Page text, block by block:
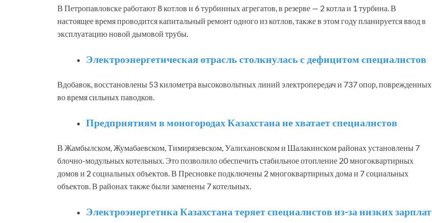
В Петропавловске работают 8 котлов и 6 турбинных агрегатов, в резерве — 2 котла и 1 турбина. В
настоящее время проводится капитальный ремонт одного из котлов, также в этом году планируется ввод в
эксплуатацию новой дымовой трубы.
Электроэнергетическая отрасль столкнулась с дефицитом специалистов
Вдобавок, восстановлены 53 километра высоковольтных линий электропередач и 737 опор, поврежденных
во время сильных паводков.
Предприятиям в моногородах Казахстана не хватает специалистов
В Жамбылском, Жумабаевском, Тимирязевском, Уалихановском и Шалакинском районах установлены 7
блочно-модульных котельных. Это позволило обеспечить стабильное отопление 20 многоквартирных
домов и 2 социальных объектов. В Пресновке подключены 2 многоквартирных дома и 7 социальных
объектов. В районах также были заменены 7 котельных.
Электроэнергетика Казахстана теряет специалистов из-за низких зарплат